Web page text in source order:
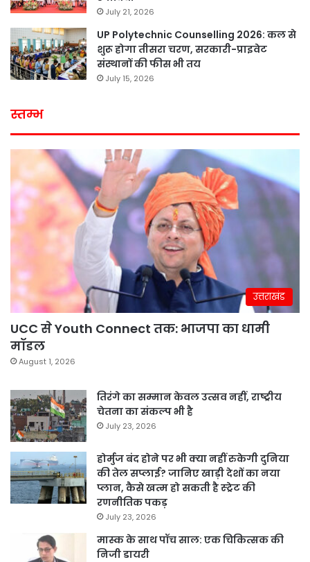
July 21, 2026
UP Polytechnic Counselling 2026: कल से
शुरू होगा तीसरा चरण, सरकारी-प्राइवेट
संस्थानों की फीस भी तय
July 15, 2026
स्तम्भ
उत्तराखंड
UCC से Youth Connect तक: भाजपा का धामी
मॉडल
August 1, 2026
तिरंगे का सम्मान केवल उत्सव नहीं, राष्ट्रीय
चेतना का संकल्प भी है
July 23, 2026
होर्मुज बंद होने पर भी क्या नहीं रुकेगी दुनिया
की तेल सप्लाई? जानिए खाड़ी देशों का नया
प्लान, कैसे खत्म हो सकती है स्ट्रेट की
रणनीतिक पकड़
July 23, 2026
मास्क के साथ पॉच साल: एक चिकित्सक की
निजी डायरी